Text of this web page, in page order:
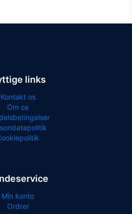
links
Kontakt os
Om os
Min konto
Ordrer